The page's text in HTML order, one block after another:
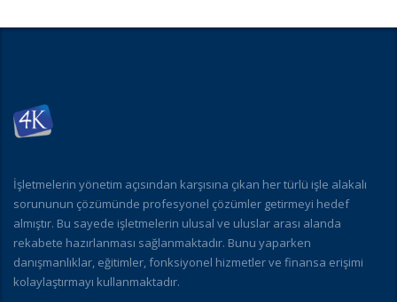
İşletmelerin yönetim açısından karşısına çıkan her türlü işle alakalı
sorununun çözümünde profesyonel çözümler getirmeyi hedef
almıştır. Bu sayede işletmelerin ulusal ve uluslar arası alanda
rekabete hazırlanması sağlanmaktadır. Bunu yaparken
danışmanlıklar, eğitimler, fonksiyonel hizmetler ve finansa erişimi
kolaylaştırmayı kullanmaktadır.